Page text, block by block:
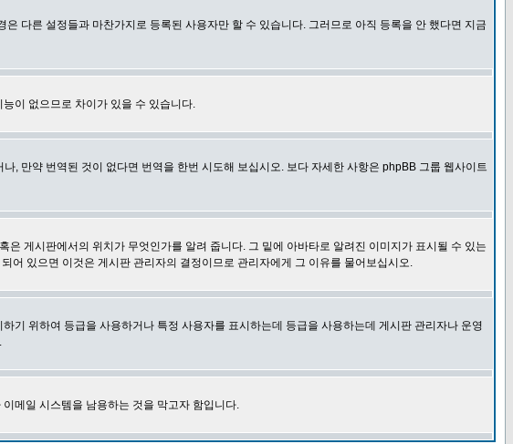
다른 설정들과 마찬가지로 등록된 사용자만 할 수 있습니다. 그러므로 아직 등록을 안 했다면 지금
이 없으므로 차이가 있을 수 있습니다.
, 만약 번역된 것이 없다면 번역을 한번 시도해 보십시오. 보다 자세한 사항은 phpBB 그룹 웹사이트
게시판에서의 위치가 무엇인가를 알려 줍니다. 그 밑에 아바타로 알려진 이미지가 표시될 수 있는
어 있으면 이것은 게시판 관리자의 결정이므로 관리자에게 그 이유를 물어보십시오.
기 위하여 등급을 사용하거나 특정 사용자를 표시하는데 등급을 사용하는데 게시판 관리자나 운영
메일 시스템을 남용하는 것을 막고자 함입니다.